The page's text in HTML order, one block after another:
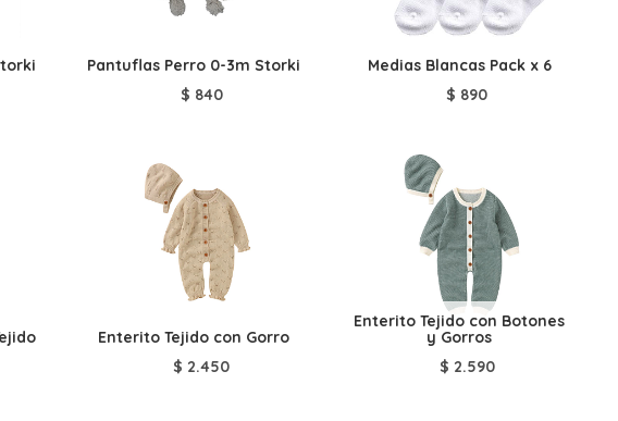
Pantuflas Perro 0-3m Storki
$ 840
Medias Blancas Pack x 6
$ 890
Enterito Tejido con Gorro
$ 2.450
Enterito Tejido con Botones
y Gorros
$ 2.590